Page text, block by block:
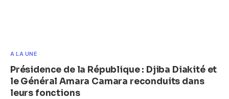
A LA UNE
Présidence de la République : Djiba Diakité et
le Général Amara Camara reconduits dans
leurs fonctions